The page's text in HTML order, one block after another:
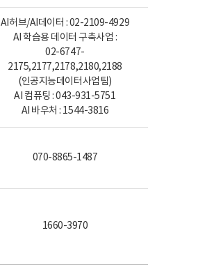
AI허브/AI데이터 : 02-2109-4929
AI 학습용 데이터 구축사업 :
02-6747-
2175,2177,2178,2180,2188
(인공지능데이터사업팀)
AI 컴퓨팅 : 043-931-5751
AI 바우처 : 1544-3816
070-8865-1487
1660-3970